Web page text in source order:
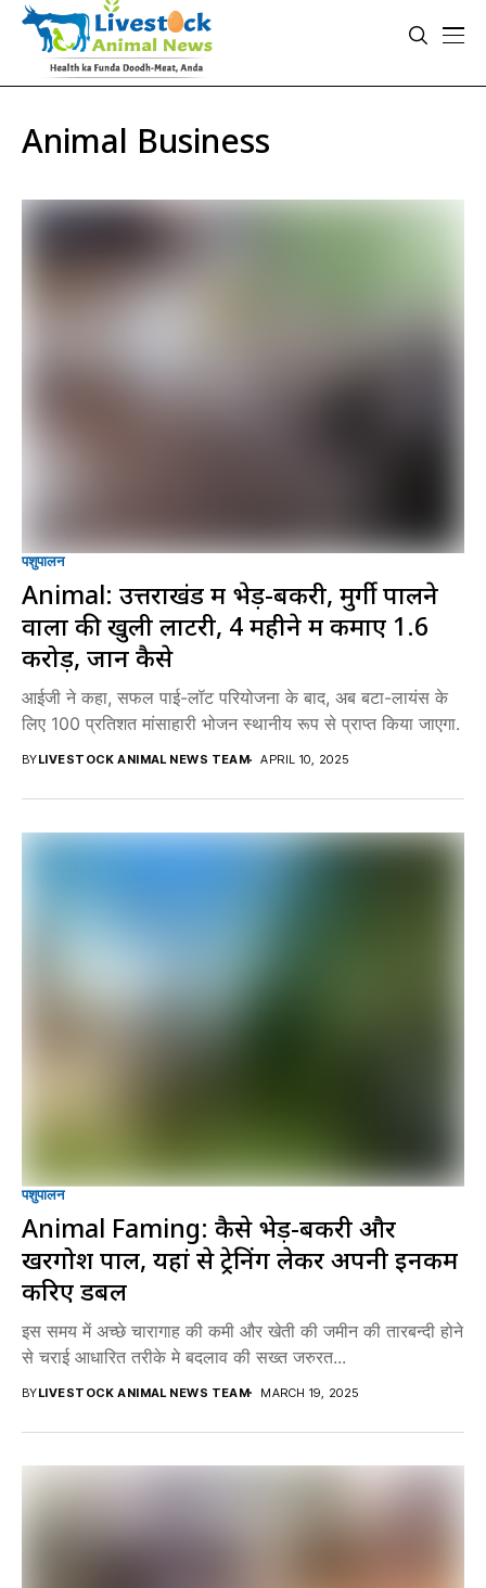
Animal Business
पशुपालन
Animal: उत्तराखंड में भेड़-बकरी, मुर्गी पालने
वालों की खुली लाटरी, 4 महीने में कमाए 1.6
करोड़, जानें कैसे
आईजी ने कहा, सफल पाई-लॉट परियोजना के बाद, अब बटा-लायंस के
लिए 100 प्रतिशत मांसाहारी भोजन स्थानीय रूप से प्राप्त किया जाएगा.
BYLIVESTOCK ANIMAL NEWS TEAM APRIL 10, 2025
पशुपालन
Animal Faming: कैसे भेड़-बकरी और
खरगोश पालें, यहां से ट्रेनिंग लेकर अपनी इनकम
करिए डबल
इस समय में अच्छे चारागाह की कमी और खेती की जमीन की तारबन्दी होने
से चराई आधारित तरीके मे बदलाव की सख्त जरुरत...
BYLIVESTOCK ANIMAL NEWS TEAM MARCH 19, 2025